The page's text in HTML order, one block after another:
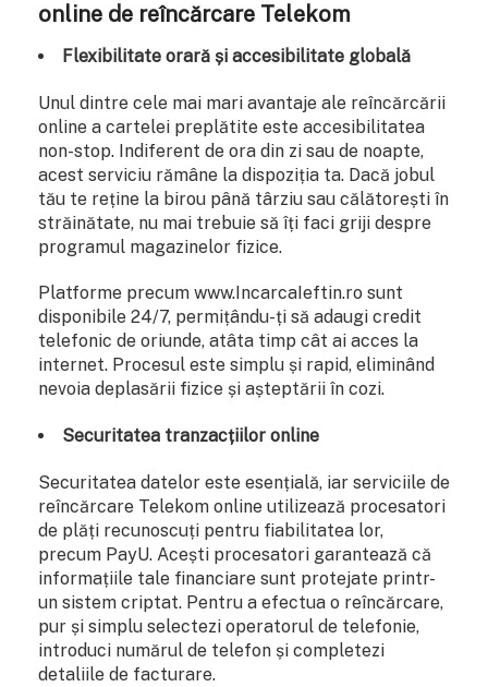
online de reîncărcare Telekom
Flexibilitate orară și accesibilitate globală
Unul dintre cele mai mari avantaje ale reîncărcării
online a cartelei preplătite este accesibilitatea
non-stop. Indiferent de ora din zi sau de noapte,
acest serviciu rămâne la dispoziția ta. Dacă jobul
tău te reține la birou până târziu sau călătorești în
străinătate, nu mai trebuie să îți faci griji despre
programul magazinelor fizice.
Platforme precum www.IncarcaIeftin.ro sunt
disponibile 24/7, permițându-ți să adaugi credit
telefonic de oriunde, atâta timp cât ai acces la
internet. Procesul este simplu și rapid, eliminând
nevoia deplasării fizice și așteptării în cozi.
Securitatea tranzacțiilor online
Securitatea datelor este esențială, iar serviciile de
reîncărcare Telekom online utilizează procesatori
de plăți recunoscuți pentru fiabilitatea lor,
precum PayU. Acești procesatori garantează că
informațiile tale financiare sunt protejate printr-
un sistem criptat. Pentru a efectua o reîncărcare,
pur și simplu selectezi operatorul de telefonie,
introduci numărul de telefon și completezi
detaliile de facturare.